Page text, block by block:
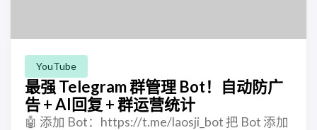
YouTube
最强 Telegram 群管理 Bot！自动防广
告 + AI回复 + 群运营统计
🤖 添加 Bot：https://t.me/laosji_bot 把 Bot 添加